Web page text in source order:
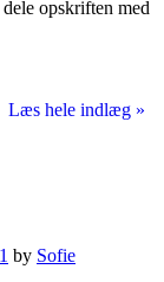
opskriften med
Læs hele indlæg »
by Sofie